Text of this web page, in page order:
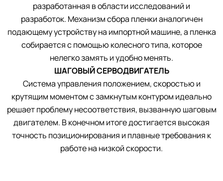
разработанная в области исследований и
разработок. Механизм сбора пленки аналогичен
подающему устройству на импортной машине, а пленка
собирается с помощью колесного типа, которое
нелегко замять и удобно менять.
ШАГОВЫЙ СЕРВОДВИГАТЕЛЬ
Система управления положением, скоростью и
крутящим моментом с замкнутым контуром идеально
решает проблему несоответствия, вызванную шаговым
двигателем. В конечном итоге достигается высокая
точность позиционирования и плавные требования к
работе на низкой скорости.